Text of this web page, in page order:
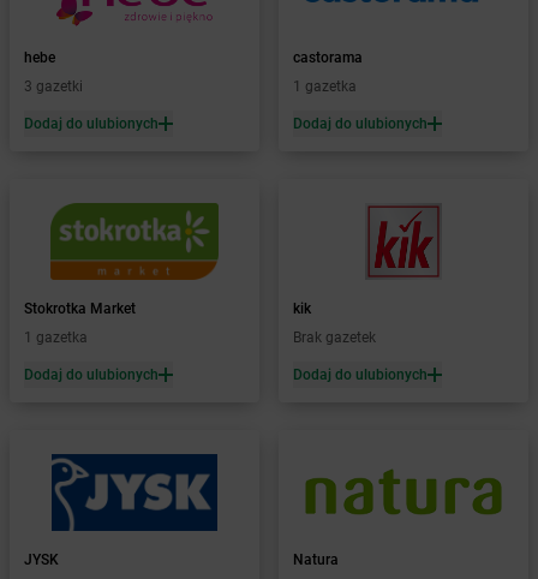
Żabka Barwice
Żabka Bełchatów
Żabka
Bestwina
Żabka Bestwinka
Żabka Bezrzecze
Żabka BG1
Żabka Biała
Żabka
Biała Druga
Żabka Biała Rawska
Żabka Białe Błota
Żabka Białka
Żabka Białka Tatrzańska
Żabka
hebe
3 gazetki
Dodaj do ulubionych
castorama
1 gazetka
Dodaj do ulubionych
Stokrotka Market
1 gazetka
Dodaj do ulubionych
kik
Brak gazetek
Dodaj do ulubionych
JYSK
Natura